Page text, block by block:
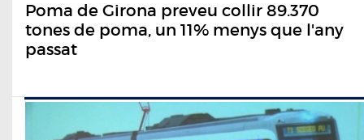
Poma de Girona preveu collir 89.370
tones de poma, un 11% menys que l'any
passat